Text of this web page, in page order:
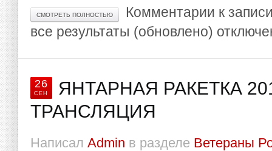
СМОТРЕТЬ ПОЛНОСТЬЮ Комментарии к
все результаты (обновлено)
26
СЕН
ЯНТАРНАЯ РАКЕТКА
ТРАНСЛЯЦИЯ
Написал Admin в разделе Ветераны